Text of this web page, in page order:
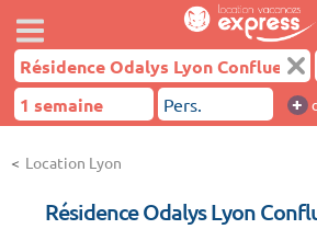
+
Location Lyon
Résidence Odalys Lyon